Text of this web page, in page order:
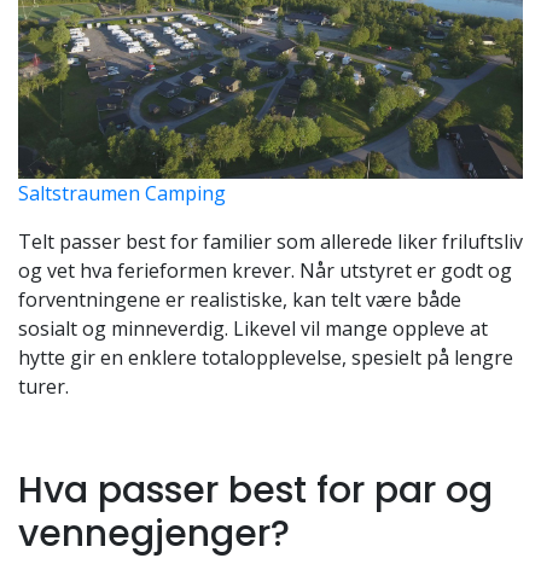
Saltstraumen Camping
Telt passer best for familier som allerede liker friluftsliv
og vet hva ferieformen krever. Når utstyret er godt og
forventningene er realistiske, kan telt være både
sosialt og minneverdig. Likevel vil mange oppleve at
hytte gir en enklere totalopplevelse, spesielt på lengre
turer.
Hva passer best for par og
vennegjenger?